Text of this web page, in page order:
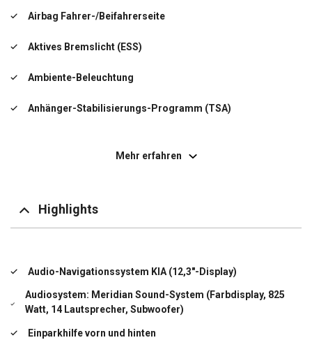
Airbag Fahrer-/Beifahrerseite
Aktives Bremslicht (ESS)
Ambiente-Beleuchtung
Anhänger-Stabilisierungs-Programm (TSA)
Außenspiegel elektr. anklappbar
Außenspiegel schwarz lackiert
Mehr erfahren
Highlights
Audio-Navigationssystem KIA (12,3"-Display)
Audiosystem: Meridian Sound-System (Farbdisplay, 825
Watt, 14 Lautsprecher, Subwoofer)
Einparkhilfe vorn und hinten